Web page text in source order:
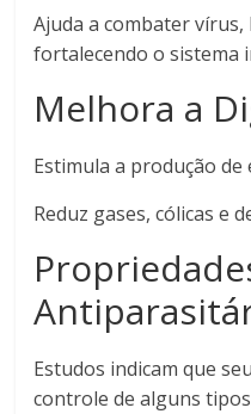
Ajuda a combater
fortalecendo o sistema
Melhora a
Estimula a produção de
Reduz gases, cólicas e
Estudos indicam que
controle de alguns